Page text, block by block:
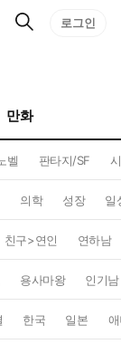
검
로그인
만화
벨 판타지/SF
의학 성장 일
친구>연인 연하남
용사마왕 인기남
한국 일본